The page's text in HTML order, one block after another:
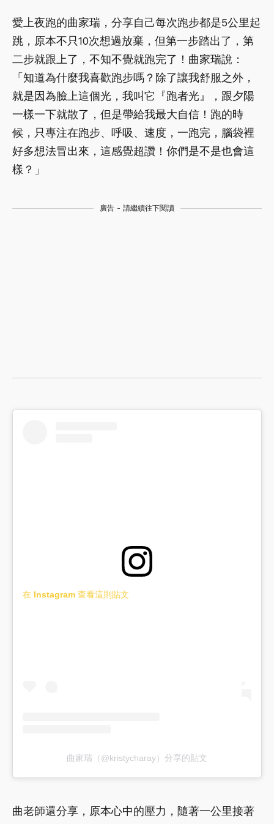
愛上夜跑的曲家瑞，分享自己每次跑步都是5公里起
跳，原本不只10次想過放棄，但第一步踏出了，第
二步就跟上了，不知不覺就跑完了！曲家瑞說：
「知道為什麼我喜歡跑步嗎？除了讓我舒服之外，
就是因為臉上這個光，我叫它『跑者光』，跟夕陽
一樣一下就散了，但是帶給我最大自信！跑的時
候，只專注在跑步、呼吸、速度，一跑完，腦袋裡
好多想法冒出來，這感覺超讚！你們是不是也會這
樣？」
廣告 - 請繼續往下閱讀
在 Instagram 查看這則貼文
曲家瑞（@kristycharay）分享的貼文
曲老師還分享，原本心中的壓力，隨著一公里接著